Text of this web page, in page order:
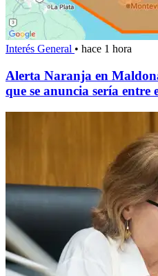
Interés General • hace 1 hora
Alerta Naranja en
que se anuncia sería entre